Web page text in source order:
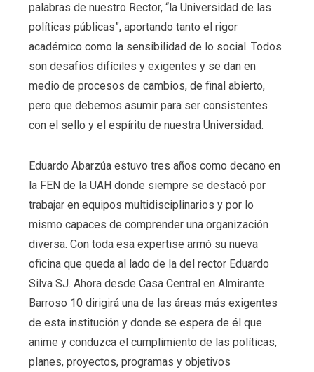
palabras de nuestro Rector, “la Universidad de las
políticas públicas”, aportando tanto el rigor
académico como la sensibilidad de lo social. Todos
son desafíos difíciles y exigentes y se dan en
medio de procesos de cambios, de final abierto,
pero que debemos asumir para ser consistentes
con el sello y el espíritu de nuestra Universidad.
Eduardo Abarzúa estuvo tres años como decano en
la FEN de la UAH donde siempre se destacó por
trabajar en equipos multidisciplinarios y por lo
mismo capaces de comprender una organización
diversa. Con toda esa expertise armó su nueva
oficina que queda al lado de la del rector Eduardo
Silva SJ. Ahora desde Casa Central en Almirante
Barroso 10 dirigirá una de las áreas más exigentes
de esta institución y donde se espera de él que
anime y conduzca el cumplimiento de las políticas,
planes, proyectos, programas y objetivos